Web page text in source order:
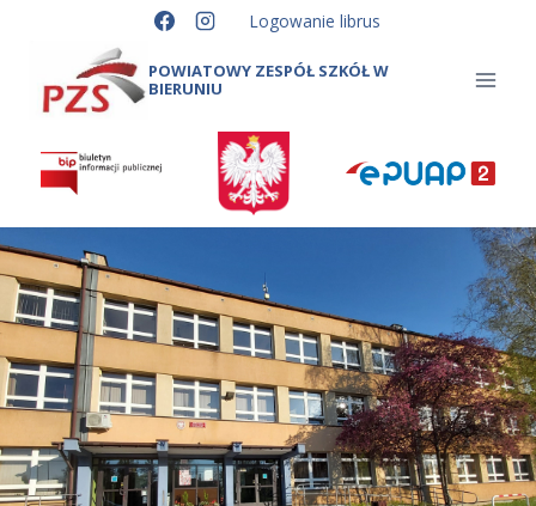
Logowanie librus
POWIATOWY ZESPÓŁ SZKÓŁ W
BIERUNIU